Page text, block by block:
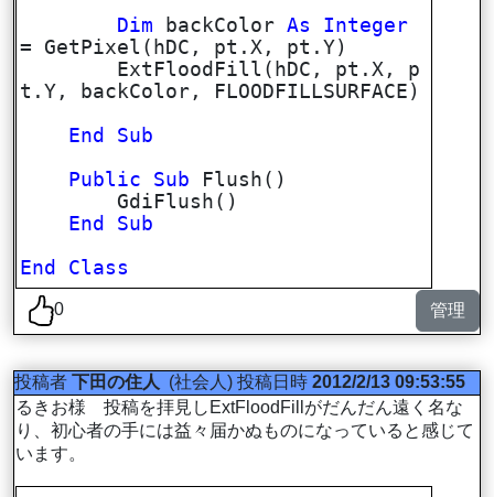
Dim backColorAs
Integer
= GetPixel(hDC, pt.X, pt.Y)
ExtFloodFill(hDC, pt.X, p
t.Y, backColor, FLOODFILLSURFACE)
End
Sub
Public
Sub Flush()
GdiFlush()
End
Sub
End
Class
0 管理
投稿者 下田の住人 (社会人) 投稿日時 2012/2/13 09:53:55
るきお様 投稿を拝見しExtFloodFillがだんだん遠く名な
り、初心者の手には益々届かぬものになっていると感じて
います。